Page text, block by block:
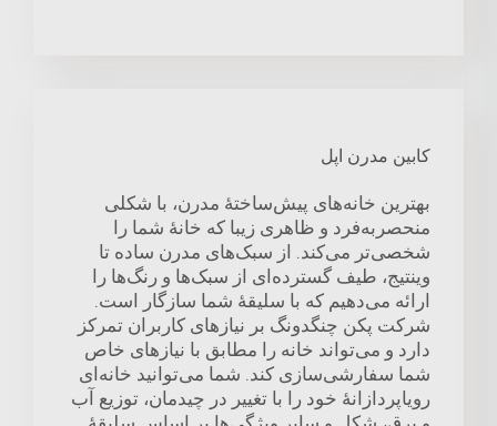
کابین مدرن اپل
بهترین خانه‌های پیش‌ساختهٔ مدرن، با شکلی
منحصربه‌فرد و ظاهری زیبا که خانهٔ شما را
شخصی‌تر می‌کند. از سبک‌های مدرن ساده تا
وینتیج، طیف گسترده‌ای از سبک‌ها و رنگ‌ها را
ارائه می‌دهیم که با سلیقهٔ شما سازگار است.
شرکت پکن چنگدونگ بر نیازهای کاربران تمرکز
دارد و می‌تواند خانه را مطابق با نیازهای خاص
شما سفارشی‌سازی کند. شما می‌توانید خانه‌ای
رویاپردازانهٔ خود را با تغییر در چیدمان، توزیع آب